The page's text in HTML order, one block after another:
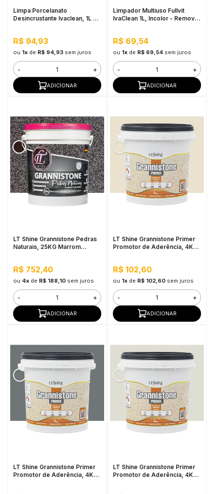
Limpa Porcelanato
Desincrustante Ivaclean, 1L -
R$ 94,93
ou 1xde R$ 94,93 sem juros
- +
ADICIONAR
Limpador Multiuso Fullvit
IvaClean 1L, Incolor - Remove
R$ 69,54
ou 1xde R$ 69,54 sem juros
- +
ADICIONAR
LT Shine Grannistone Pedras
Naturais, 25KG Marrom
R$ 752,40
ou 4xde R$ 188,10 sem juros
- +
ADICIONAR
LT Shine Grannistone Primer
Promotor de Aderência, 4KG
R$ 102,60
ou 1xde R$ 102,60 sem juros
- +
ADICIONAR
LT Shine Grannistone Primer
Promotor de Aderência, 4KG
LT Shine Grannistone Primer
Promotor de Aderência, 4KG